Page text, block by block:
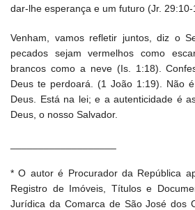
dar-lhe esperança e um futuro (Jr. 29:10-
Venham, vamos refletir juntos, diz o
pecados sejam vermelhos como
brancos como a neve (Is. 1:18).
Deus te perdoará. (1 João 1:19). Não
Deus. Está na lei; e a autenticidade é
Deus, o nosso Salvador.
* O autor é Procurador da República
Registro de Imóveis, Títulos e
Jurídica da Comarca de São José dos